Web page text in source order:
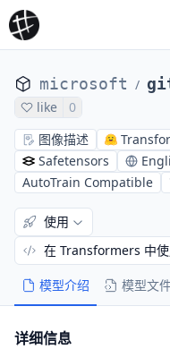
microsoft /
like
0
图像描述
Safetensors
AutoTrain Compatible
模型介绍 模型文
使用
在 Transformers 中
详细信息